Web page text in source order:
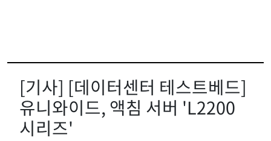
[기사] [데이터센터 테스트베드]
유니와이드, 액침 서버 'L2200
시리즈'